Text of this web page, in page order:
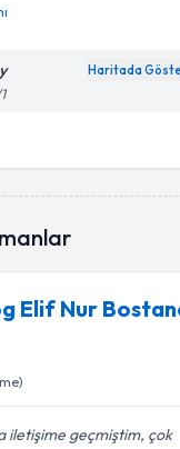
Haritada
Elif Nur
iletişime geçmiştim, çok